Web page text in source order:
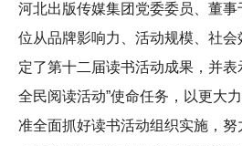
河北出版传媒集团党委委员、董
位从品牌影响力、活动规模、社
定了第十二届读书活动成果，并表
全民阅读活动”使命任务，以更大
准全面抓好读书活动组织实施，